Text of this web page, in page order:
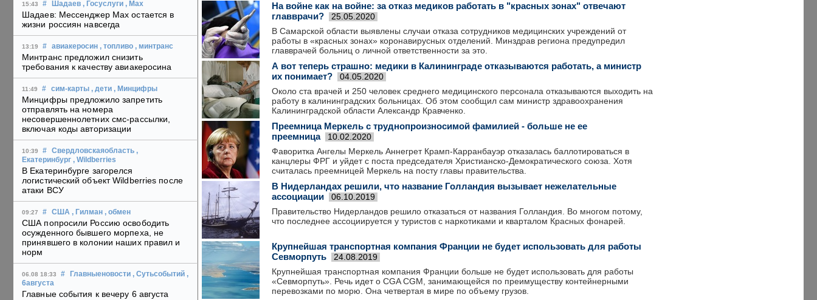
15:43 # Шадаев , Госуслуги , Max
Шадаев: Мессенджер Max остается в
жизни россиян навсегда
13:19 # авиакеросин , топливо , минтранс
Минтранс предложил снизить
требования к качеству авиакеросина
11:49 # сим-карты , дети , Минцифры
Минцифры предложило запретить
отправлять на номера
несовершеннолетних смс-рассылки,
включая коды авторизации
10:39 # Свердловскаяобласть ,
Екатеринбург , Wildberries
В Екатеринбурге загорелся
логистический объект Wildberries после
атаки ВСУ
09:27 # США , Гилман , обмен
США попросили Россию освободить
осужденного бывшего морпеха, не
принявшего в колонии наших правил и
норм
06.08 18:33 # Главныеновости , Сутьсобытий ,
6августа
Главные события к вечеру 6 августа
На войне как на войне: за отказ медиков работать в "красных зонах" отвечают
главврачи?
25.05.2020
В Самарской области выявлены случаи отказа сотрудников медицинских учреждений от
работы в «красных зонах» коронавирусных отделений. Минздрав региона предупредил
главврачей больниц о личной ответственности за это.
А вот теперь страшно: медики в Калининграде отказываются работать, а министр
их понимает?
04.05.2020
Около ста врачей и 250 человек среднего медицинского персонала отказываются выходить на
работу в калининградских больницах. Об этом сообщил сам министр здравоохранения
Калининградской области Александр Кравченко.
Преемница Меркель с труднопроизносимой фамилией - больше не ее
преемница
10.02.2020
Фаворитка Ангелы Меркель Аннегрет Крамп-Карранбауэр отказалась баллотироваться в
канцлеры ФРГ и уйдет с поста председателя Христианско-Демократического союза. Хотя
считалась преемницей Меркель на посту главы правительства.
В Нидерландах решили, что название Голландия вызывает нежелательные
ассоциации
06.10.2019
Правительство Нидерландов решило отказаться от названия Голландия. Во многом потому,
что последнее ассоциируется у туристов с наркотиками и кварталом Красных фонарей.
Крупнейшая транспортная компания Франции не будет использовать для работы
Севморпуть
24.08.2019
Крупнейшая транспортная компания Франции больше не будет использовать для работы
«Севморпуть». Речь идет о CGA CGM, занимающейся по преимуществу контейнерными
перевозками по морю. Она четвертая в мире по объему грузов.